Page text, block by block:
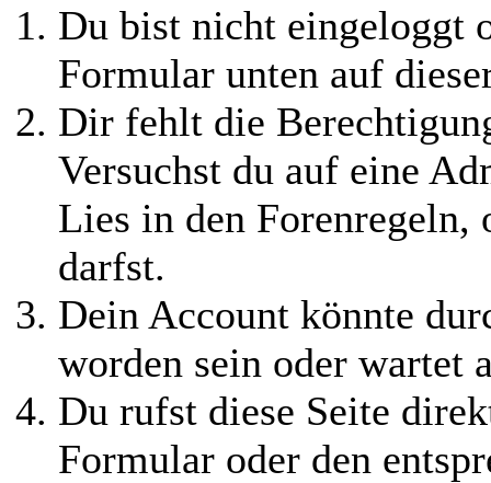
Du bist nicht eingeloggt
Formular unten auf
Dir fehlt die
Versuchst du auf eine
Lies in den Forenregeln,
darfst.
Dein Account könnte
worden sein oder wartet
Du rufst diese Seite
Formular oder den